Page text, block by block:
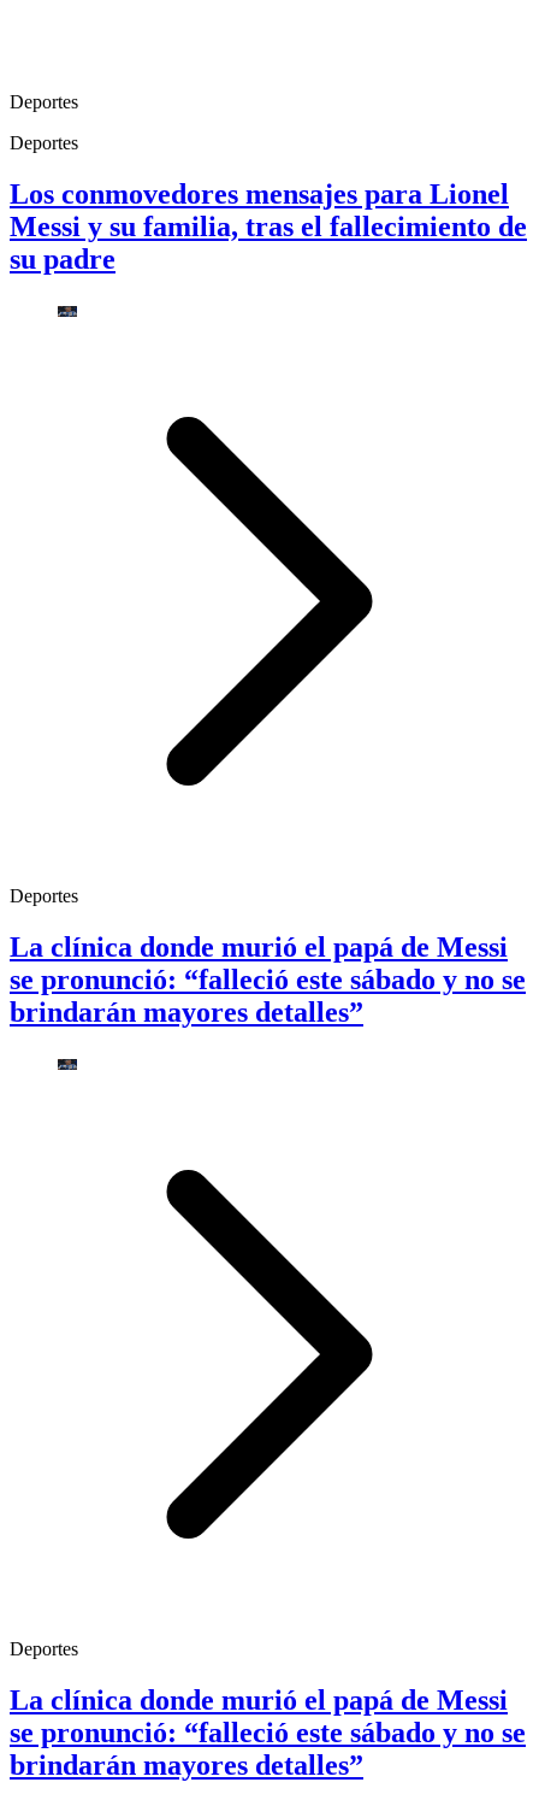
Deportes
Deportes
Los conmovedores mensajes para Lionel
Messi y su familia, tras el fallecimiento de
su padre
Deportes
La clínica donde murió el papá de Messi
se pronunció: “falleció este sábado y no se
brindarán mayores detalles”
Deportes
La clínica donde murió el papá de Messi
se pronunció: “falleció este sábado y no se
brindarán mayores detalles”